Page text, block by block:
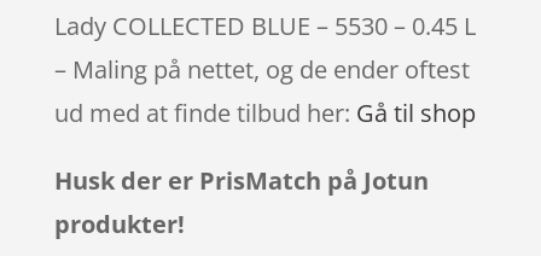
Lady COLLECTED BLUE – 5530 – 0.45 L
– Maling på nettet, og de ender oftest
ud med at finde tilbud her: Gå til shop
Husk der er PrisMatch på Jotun
produkter!